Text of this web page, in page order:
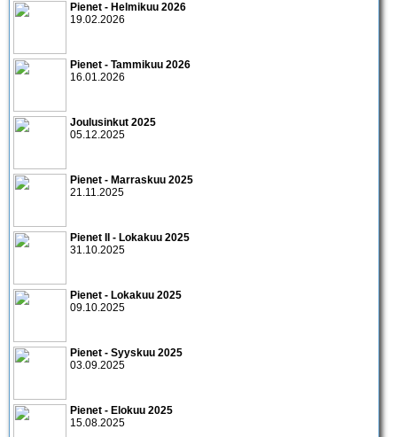
Pienet - Helmikuu 2026
19.02.2026
Pienet - Tammikuu 2026
16.01.2026
Joulusinkut 2025
05.12.2025
Pienet - Marraskuu 2025
21.11.2025
Pienet II - Lokakuu 2025
31.10.2025
Pienet - Lokakuu 2025
09.10.2025
Pienet - Syyskuu 2025
03.09.2025
Pienet - Elokuu 2025
15.08.2025